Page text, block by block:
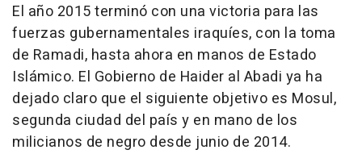
El año 2015 terminó con una victoria para las
fuerzas gubernamentales iraquíes, con la toma
de Ramadi, hasta ahora en manos de Estado
Islámico. El Gobierno de Haider al Abadi ya ha
dejado claro que el siguiente objetivo es Mosul,
segunda ciudad del país y en mano de los
milicianos de negro desde junio de 2014.